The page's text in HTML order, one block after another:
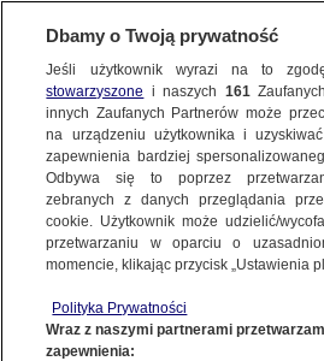
KONTAKT24
Wyślij Materiał
WYŚLIJ MATERIAŁ
NAJNOWSZE
GORĄCE TEMATY
Dzień
Jedno konto do
Dbamy o Twoją prywatność
Jeśli użytkownik wyrazi na to
stowarzyszone i naszych 161
innych Zaufanych Partnerów może
na urządzeniu użytkownika i
zapewnienia bardziej
Odbywa się to poprzez
zebranych z danych przeglądania
cookie. Użytkownik może udzielić/
przetwarzaniu w oparciu o
momencie, klikając przycisk „Ustawienia
Polityka Prywatności
Wraz z naszymi partnerami
zapewnienia: